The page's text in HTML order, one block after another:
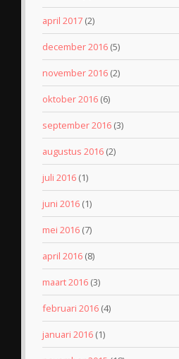
april 2017 (2)
december 2016 (5)
november 2016 (2)
oktober 2016 (6)
september 2016 (3)
augustus 2016 (2)
juli 2016 (1)
juni 2016 (1)
mei 2016 (7)
april 2016 (8)
maart 2016 (3)
februari 2016 (4)
januari 2016 (1)